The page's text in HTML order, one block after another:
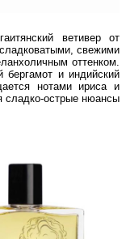
ветивер от
свежими
оттенком.
бергамот и индийский
нотами ириса и
острые нюансы